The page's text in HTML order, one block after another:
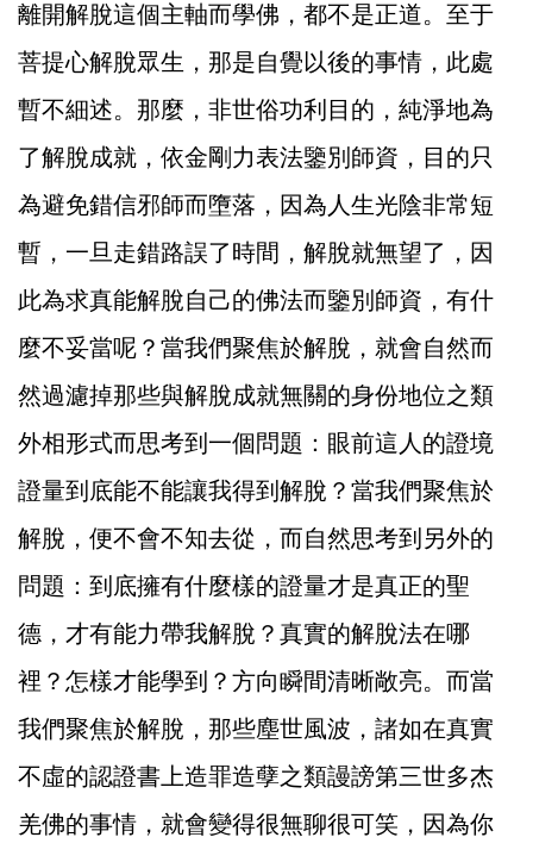
離開解脫這個主軸而學佛，都不是正道。至于
菩提心解脫眾生，那是自覺以後的事情，此處
暫不細述。那麼，非世俗功利目的，純淨地為
了解脫成就，依金剛力表法鑒別師資，目的只
為避免錯信邪師而墮落，因為人生光陰非常短
暫，一旦走錯路誤了時間，解脫就無望了，因
此為求真能解脫自己的佛法而鑒別師資，有什
麼不妥當呢？當我們聚焦於解脫，就會自然而
然過濾掉那些與解脫成就無關的身份地位之類
外相形式而思考到一個問題：眼前這人的證境
證量到底能不能讓我得到解脫？當我們聚焦於
解脫，便不會不知去從，而自然思考到另外的
問題：到底擁有什麼樣的證量才是真正的聖
德，才有能力帶我解脫？真實的解脫法在哪
裡？怎樣才能學到？方向瞬間清晰敞亮。而當
我們聚焦於解脫，那些塵世風波，諸如在真實
不虛的認證書上造罪造孽之類謾謗第三世多杰
羌佛的事情，就會變得很無聊很可笑，因為你